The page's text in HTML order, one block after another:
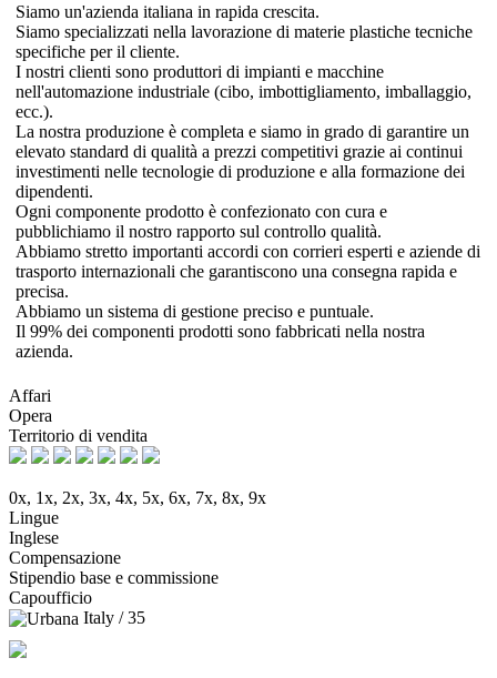
Siamo un'azienda italiana in rapida crescita.
Siamo specializzati nella lavorazione di materie plastiche tecniche
specifiche per il cliente.
I nostri clienti sono produttori di impianti e macchine
nell'automazione industriale (cibo, imbottigliamento, imballaggio,
ecc.).
La nostra produzione è completa e siamo in grado di garantire un
elevato standard di qualità a prezzi competitivi grazie ai continui
investimenti nelle tecnologie di produzione e alla formazione dei
dipendenti.
Ogni componente prodotto è confezionato con cura e
pubblichiamo il nostro rapporto sul controllo qualità.
Abbiamo stretto importanti accordi con corrieri esperti e aziende di
trasporto internazionali che garantiscono una consegna rapida e
precisa.
Abbiamo un sistema di gestione preciso e puntuale.
Il 99% dei componenti prodotti sono fabbricati nella nostra
azienda.
Affari
Opera
Territorio di vendita
0x, 1x, 2x, 3x, 4x, 5x, 6x, 7x, 8x, 9x
Lingue
Inglese
Compensazione
Stipendio base e commissione
Capoufficio
Italy / 35